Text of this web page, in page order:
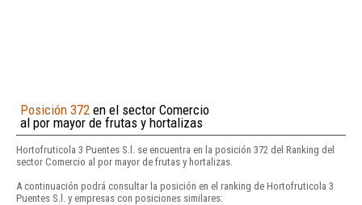
Posición 372 en el sector Comercio
al por mayor de frutas y hortalizas
Hortofruticola 3 Puentes S.l. se encuentra en la posición 372 del Ranking del
sector Comercio al por mayor de frutas y hortalizas.
A continuación podrá consultar la posición en el ranking de Hortofruticola 3
Puentes S.l. y empresas con posiciones similares: